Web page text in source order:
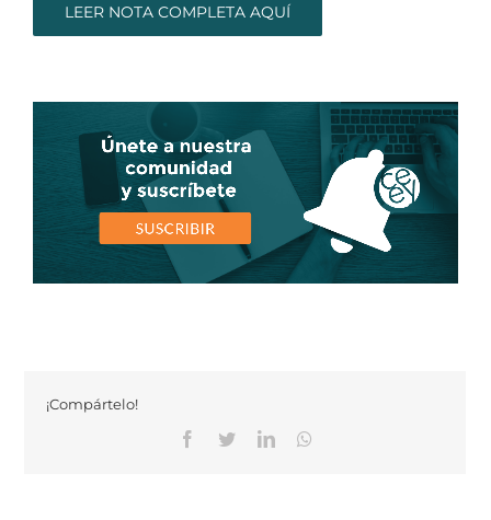
LEER NOTA COMPLETA AQUÍ
¡Compártelo!
Facebook
TwitterLinkedinWhatsapp